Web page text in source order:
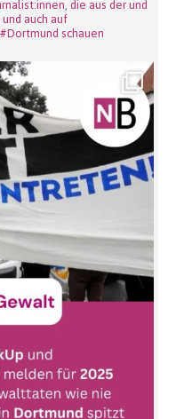
die aus der und
auch auf
schauen